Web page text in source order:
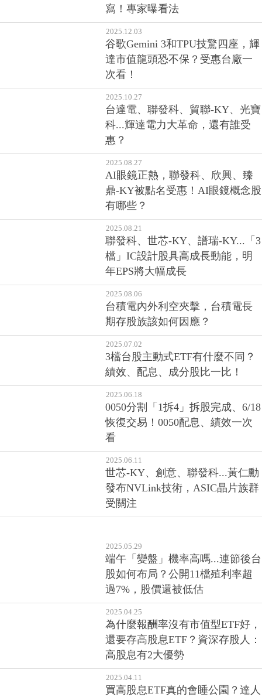
寫！專家曝看法
2025.12.03
谷歌Gemini 3和TPU技驚四座，輝
達市值龍頭恐不保？受惠台廠一
次看！
2025.10.27
台達電、聯發科、貿聯-KY、光寶
科...輝達電力大革命，還有誰受
惠？
2025.08.27
AI眼鏡正熱，聯發科、欣興、臻
鼎-KY被點名受惠！AI眼鏡概念股
有哪些？
2025.08.21
聯發科、世芯-KY、譜瑞-KY...「3
檔」IC設計股具高成長動能，明
年EPS將大幅成長
2025.08.06
台積電內外利空夾擊，台積電長
期存股族該如何因應？
2025.07.02
3檔台股主動式ETF有什麼不同？
績效、配息、成分股比一比！
2025.06.18
0050分割「1拆4」拆股完成、6/18
恢復交易！0050配息、績效一次
看
2025.06.11
世芯-KY、創意、聯發科...黃仁勳
發布NVLink技術，ASIC晶片族群
受關注
2025.05.29
端午「變盤」機率高嗎...連節後台
股如何布局？公開11檔殖利率超
過7%，股價還被低估
2025.04.25
為什麼報酬率沒有市值型ETF好，
還要存高股息ETF？資深存股人：
高股息有2大優勢
2025.04.11
買高股息ETF真的會睡公園？達人